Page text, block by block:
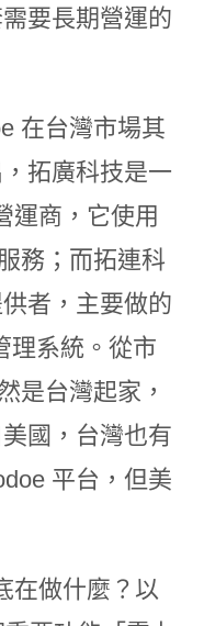
要長期營運的
在台灣市場其
拓廣科技是一
運商，它使用
務；而拓連科
者，主要做的
理系統。從市
是台灣起家，
國，台灣也有
平台，但美
在做什麼？以